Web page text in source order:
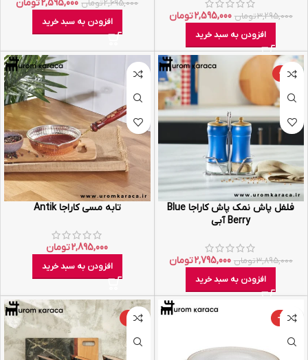
3,295,000تومان 2,595,000تومان
افزودن به سبد خرید
2,695,000تومان 2,595,000تومان
افزودن به سبد خرید
-28%
فلفل پاش نمک پاش کاراجا Blue
Berry آبی
3,895,000تومان 2,795,000تومان
افزودن به سبد خرید
تابه مسی کاراجا Antik
2,895,000تومان
افزودن به سبد خرید
-45%
-11%